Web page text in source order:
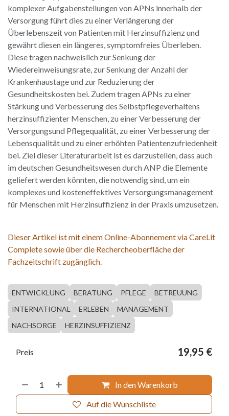
komplexer Aufgabenstellungen von APNs innerhalb der
Versorgung führt dies zu einer Verlängerung der
Überlebenszeit von Patienten mit Herzinsuffizienz und
gewährt diesen ein längeres, symptomfreies Überleben.
Diese tragen nachweislich zur Senkung der
Wiedereinweisungsrate, zur Senkung der Anzahl der
Krankenhaustage und zur Reduzierung der
Gesundheitskosten bei. Zudem tragen APNs zu einer
Stärkung und Verbesserung des Selbstpflegeverhaltens
herzinsuffizienter Menschen, zu einer Verbesserung der
Versorgungsund Pflegequalität, zu einer Verbesserung der
Lebensqualität und zu einer erhöhten Patientenzufriedenheit
bei. Ziel dieser Literaturarbeit ist es darzustellen, dass auch
im deutschen Gesundheitswesen durch ANP die Elemente
geliefert werden könnten, die notwendig sind, um ein
komplexes und kosteneffektives Versorgungsmanagement
für Menschen mit Herzinsuffizienz in der Praxis umzusetzen.
Dieser Artikel ist mit einem Online-Abonnement via CareLit
Complete sowie über die Rechercheoberfläche der
Fachzeitschrift zugänglich.
ENTWICKLUNG BERATUNG PFLEGE
BETREUUNG
INTERNATIONAL
ERLEBEN
MANAGEMENT
NACHSORGE
HERZINSUFFIZIENZ
In den Warenkorb
Auf die Wunschliste
Preis 19,95 €